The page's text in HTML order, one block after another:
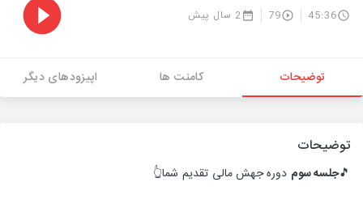
45:36
79 2 سال پیش
توضیحات کامنت ها اپیزودهای دیگر
توضیحات
🎵جلسه سوم دوره جهش مالی تقدیم شما👆